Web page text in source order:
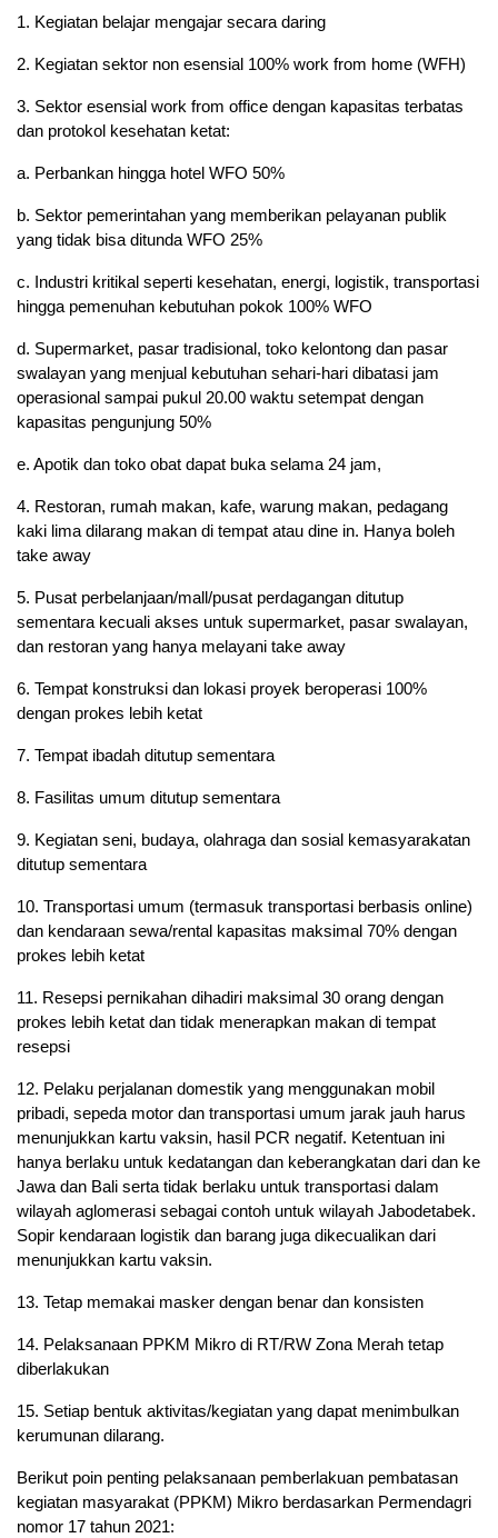
1. Kegiatan belajar mengajar secara daring
2. Kegiatan sektor non esensial 100% work from home (WFH)
3. Sektor esensial work from office dengan kapasitas terbatas
dan protokol kesehatan ketat:
a. Perbankan hingga hotel WFO 50%
b. Sektor pemerintahan yang memberikan pelayanan publik
yang tidak bisa ditunda WFO 25%
c. Industri kritikal seperti kesehatan, energi, logistik, transportasi
hingga pemenuhan kebutuhan pokok 100% WFO
d. Supermarket, pasar tradisional, toko kelontong dan pasar
swalayan yang menjual kebutuhan sehari-hari dibatasi jam
operasional sampai pukul 20.00 waktu setempat dengan
kapasitas pengunjung 50%
e. Apotik dan toko obat dapat buka selama 24 jam,
4. Restoran, rumah makan, kafe, warung makan, pedagang
kaki lima dilarang makan di tempat atau dine in. Hanya boleh
take away
5. Pusat perbelanjaan/mall/pusat perdagangan ditutup
sementara kecuali akses untuk supermarket, pasar swalayan,
dan restoran yang hanya melayani take away
6. Tempat konstruksi dan lokasi proyek beroperasi 100%
dengan prokes lebih ketat
7. Tempat ibadah ditutup sementara
8. Fasilitas umum ditutup sementara
9. Kegiatan seni, budaya, olahraga dan sosial kemasyarakatan
ditutup sementara
10. Transportasi umum (termasuk transportasi berbasis online)
dan kendaraan sewa/rental kapasitas maksimal 70% dengan
prokes lebih ketat
11. Resepsi pernikahan dihadiri maksimal 30 orang dengan
prokes lebih ketat dan tidak menerapkan makan di tempat
resepsi
12. Pelaku perjalanan domestik yang menggunakan mobil
pribadi, sepeda motor dan transportasi umum jarak jauh harus
menunjukkan kartu vaksin, hasil PCR negatif. Ketentuan ini
hanya berlaku untuk kedatangan dan keberangkatan dari dan ke
Jawa dan Bali serta tidak berlaku untuk transportasi dalam
wilayah aglomerasi sebagai contoh untuk wilayah Jabodetabek.
Sopir kendaraan logistik dan barang juga dikecualikan dari
menunjukkan kartu vaksin.
13. Tetap memakai masker dengan benar dan konsisten
14. Pelaksanaan PPKM Mikro di RT/RW Zona Merah tetap
diberlakukan
15. Setiap bentuk aktivitas/kegiatan yang dapat menimbulkan
kerumunan dilarang.
Berikut poin penting pelaksanaan pemberlakuan pembatasan
kegiatan masyarakat (PPKM) Mikro berdasarkan Permendagri
nomor 17 tahun 2021: